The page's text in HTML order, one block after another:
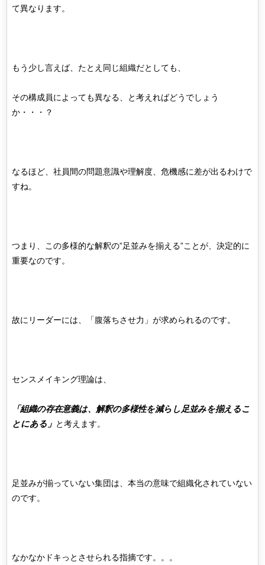
て異なります。
もう少し言えば、たとえ同じ組織だとしても、
その構成員によっても異なる、と考えればどうでしょう
か・・・？
なるほど、社員間の問題意識や理解度、危機感に差が出るわけで
すね。
つまり、この多様的な解釈の”足並みを揃える”ことが、決定的に
重要なのです。
故にリーダーには、「腹落ちさせ力」が求められるのです。
センスメイキング理論は、
「組織の存在意義は、解釈の多様性を減らし足並みを揃えるこ
とにある」 と考えます。
足並みが揃っていない集団は、本当の意味で組織化されていない
のです。
なかなかドキっとさせられる指摘です。。。